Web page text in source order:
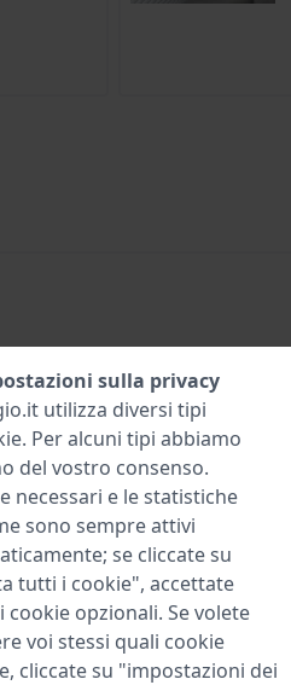
Aggiungi al carrello
sulla privacy
utilizza diversi tipi
. Per alcuni tipi abbiamo
del vostro consenso.
necessari e le statistiche
sono sempre attivi
se cliccate su
tutti i cookie", accettate
cookie opzionali. Se volete
voi stessi quali cookie
cliccate su "impostazioni dei